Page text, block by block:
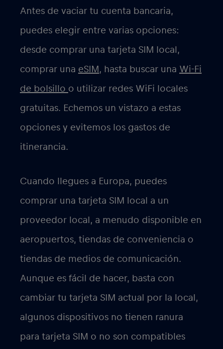
Antes de vaciar tu cuenta bancaria,
puedes elegir entre varias opciones:
desde comprar una tarjeta SIM local,
comprar una eSIM, hasta buscar una Wi-Fi
de bolsillo o utilizar redes WiFi locales
gratuitas. Echemos un vistazo a estas
opciones y evitemos los gastos de
itinerancia.
Cuando llegues a Europa, puedes
comprar una tarjeta SIM local a un
proveedor local, a menudo disponible en
aeropuertos, tiendas de conveniencia o
tiendas de medios de comunicación.
Aunque es fácil de hacer, basta con
cambiar tu tarjeta SIM actual por la local,
algunos dispositivos no tienen ranura
para tarjeta SIM o no son compatibles